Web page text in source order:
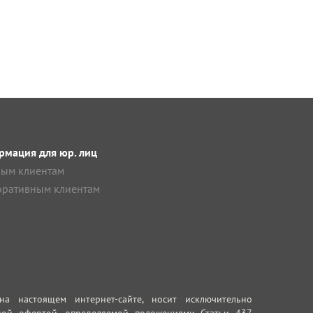
для юр. лиц
клиентам
клиентам
интернет-сайте, носит исключительно